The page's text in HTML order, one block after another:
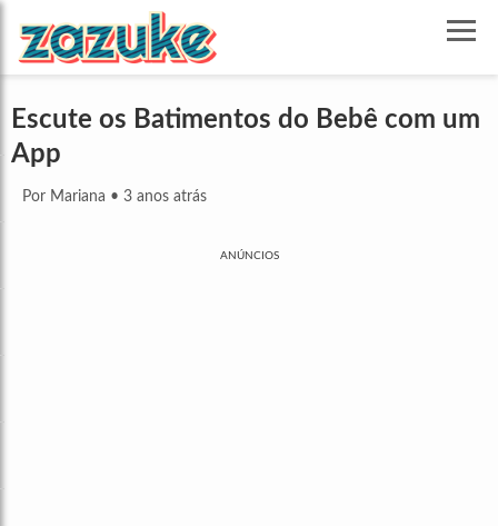
Escute os Batimentos do Bebê com um
App
Por Mariana • 3 anos atrás
ANÚNCIOS